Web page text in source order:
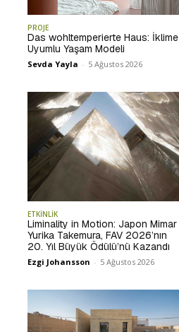
PROJE
Das wohltemperierte Haus: İklime
Uyumlu Yaşam Modeli
Sevda Yayla - 5 Ağustos 2026
ETKİNLİK
Liminality in Motion: Japon Mimar
Yurika Takemura, FAV 2026’nın
20. Yıl Büyük Ödülü’nü Kazandı
Ezgi Johansson - 5 Ağustos 2026